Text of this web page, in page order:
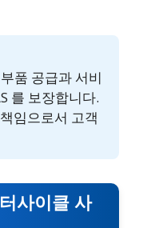
품 공급과 서비
를 보장합니다.
임으로서 고객
사이클 사